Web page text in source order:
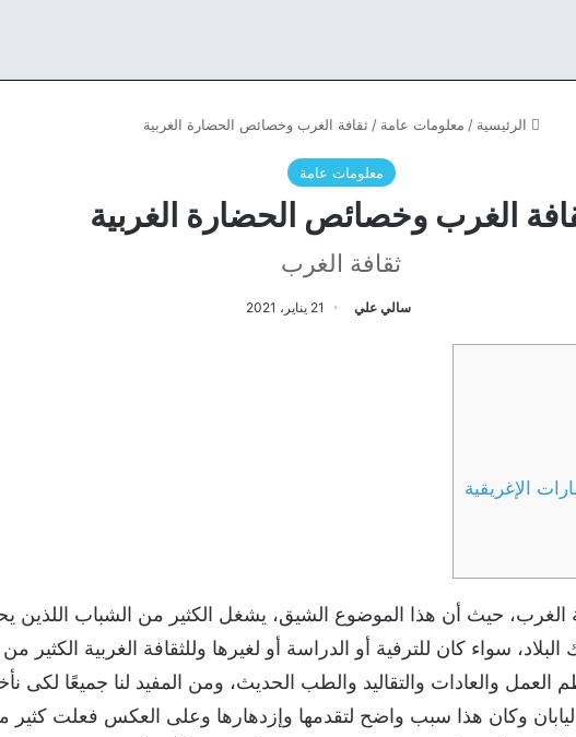
الرئيسية / معلومات عامة / ثقافة الغرب وخصائص الحضارة الغربية
معلومات عامة
الغرب وخصائص الحضارة الغربية
ثقافة الغرب
سالي علي 21 يناير، 2021
الإغريقية
حيث أن هذا الموضوع الشيق، يشغل الكثير من الشباب اللذين
سواء كان للترفية أو الدراسة أو لغيرها وللثقافة الغربية الكثير من
والعادات والتقاليد والطب الحديث، ومن المفيد لنا جميعًا لكى
اليابان وكان هذا سبب واضح لتقدمها وإزدهارها وعلى العكس فعلت كثير